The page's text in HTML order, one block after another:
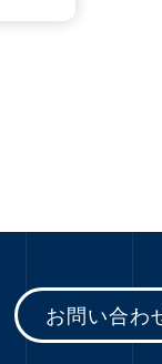
お問い合わ